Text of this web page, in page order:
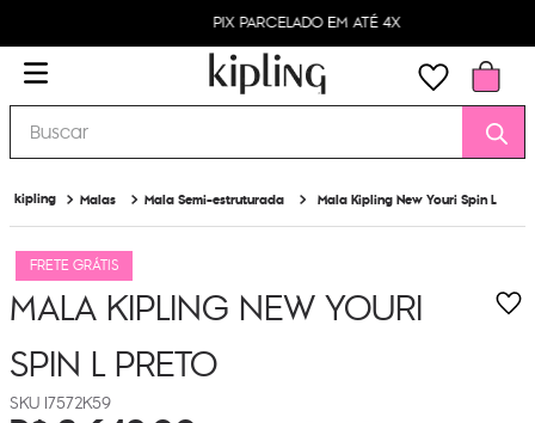
PIX PARCELADO EM ATÉ 4X
Buscar
Malas Mala Semi-estruturada Mala Kipling New Youri Spin L
FRETE GRÁTIS
MALA KIPLING NEW YOURI
SPIN LPRETO
I7572K59